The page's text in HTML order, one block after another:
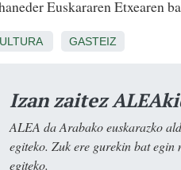
Euskararen Etxearen
GASTEIZ
Izan zaitez
ALEA da Arabako euskarazko
egiteko. Zuk ere gurekin bat
egiteko.